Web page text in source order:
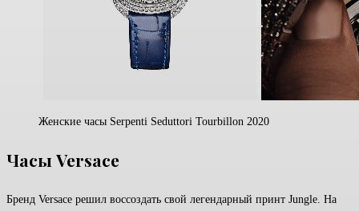
Женские часы Serpenti Seduttori Tourbillon 2020
Часы Versace
Бренд Versace решил воссоздать свой легендарный принт Jungle. На